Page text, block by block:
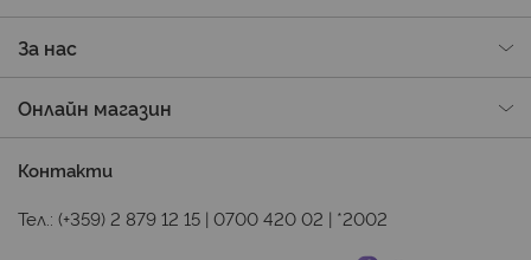
За нас
Онлайн магазин
Контакти
Тел.: (+359) 2 879 12 15 | 0700 420 02 | *2002